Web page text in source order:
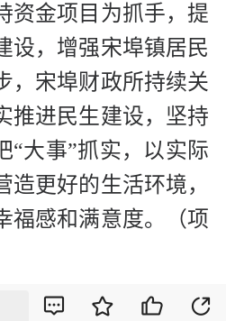
资金项目为抓手，提
设，增强宋埠镇居民
，宋埠财政所持续关
推进民生建设，坚持
“大事”抓实，以实际
更好的生活环境，
福感和满意度。（项